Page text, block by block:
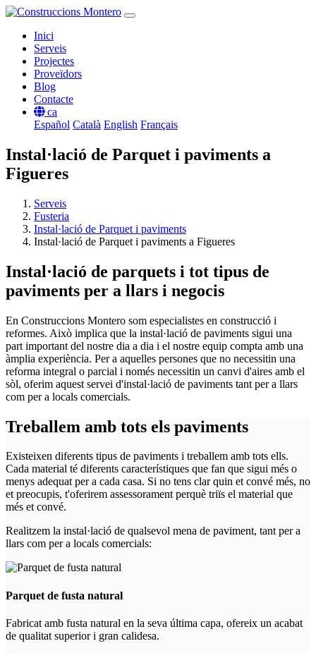
Inici
Serveis
Projectes
Proveïdors
Blog
Contacte
ca
Español Català English Français
Instal·lació de Parquet i paviments a
Figueres
Serveis
Fusteria
Instal·lació de Parquet i paviments
Instal·lació de Parquet i paviments a Figueres
Instal·lació de parquets i tot tipus de
paviments per a llars i negocis
En Construccions Montero som especialistes en construcció i
reformes. Això implica que la instal·lació de paviments sigui una
part important del nostre dia a dia i el nostre equip compta amb una
àmplia experiència. Per a aquelles persones que no necessitin una
reforma integral o parcial i només necessitin un canvi d'aires amb el
sòl, oferim aquest servei d'instal·lació de paviments tant per a llars
com per a locals comercials.
Treballem amb tots els paviments
Existeixen diferents tipus de paviments i treballem amb tots ells.
Cada material té diferents característiques que fan que sigui més o
menys adequat per a cada casa. Si no tens clar quin et convé més, no
et preocupis, t'oferirem assessorament perquè triïs el material que
més et convé.
Realitzem la instal·lació de qualsevol mena de paviment, tant per a
llars com per a locals comercials:
Parquet de fusta natural
Fabricat amb fusta natural en la seva última capa, ofereix un acabat
de qualitat superior i gran calidesa.